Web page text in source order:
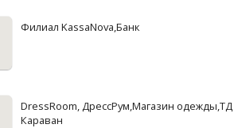
Филиал KassaNova,Банк
DressRoom, ДрессРум,Магазин одежды,ТД
Караван